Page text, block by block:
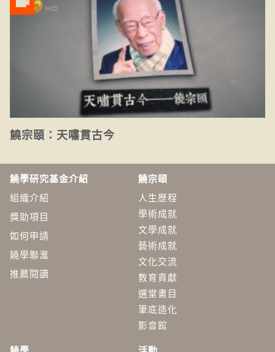
饒宗頤：天嘯貫古今
饒學研究基金介紹
組織介紹
獎助項目
如何申請
饒學聯滙
推薦閱讀
饒宗頤
人生歷程
學術成就
文學成就
藝術成就
文化交流
教育貢獻
選堂書目
筆底造化
影音館